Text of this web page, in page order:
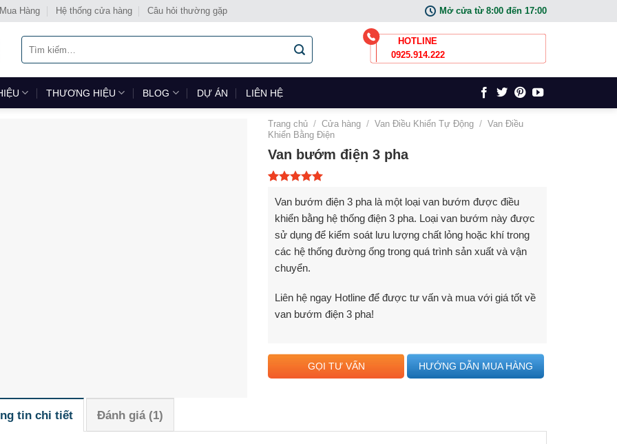
Hàng Hệ thống cửa hàng Câu hỏi thường gặp Mở cửa từ 8:00 đến 17:00
Tìm
kiếm:
HOTLINE
0925.914.222
THƯƠNG HIỆU BLOG DỰ ÁN LIÊN HỆ
Trang chủ / Cửa hàng / Van Điều Khiển Tự Động / Van Điều
Khiển Bằng Điện
Van bướm điện 3 pha
dựa trên
đánh giá
Van bướm điện 3 pha là một loại van bướm được điều
khiển bằng hệ thống điện 3 pha. Loại van bướm này được
sử dụng để kiểm soát lưu lượng chất lỏng hoặc khí trong
các hệ thống đường ống trong quá trình sản xuất và vận
chuyển.
Liên hệ ngay Hotline để được tư vấn và mua với giá tốt về
van bướm điện 3 pha!
GỌI TƯ VẤN HƯỚNG DẪN MUA HÀNG
tin chi tiết Đánh giá (1)